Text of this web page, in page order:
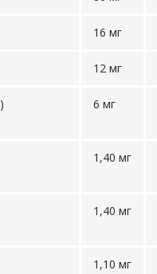
16 мг
12 мг
6 мг
1,40 мг
1,40 мг
1,10 мг